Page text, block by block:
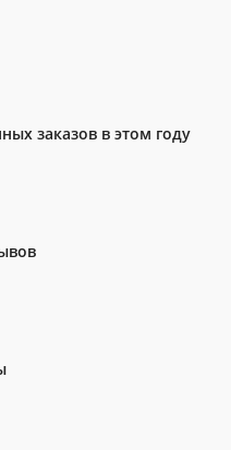
заказов в этом году